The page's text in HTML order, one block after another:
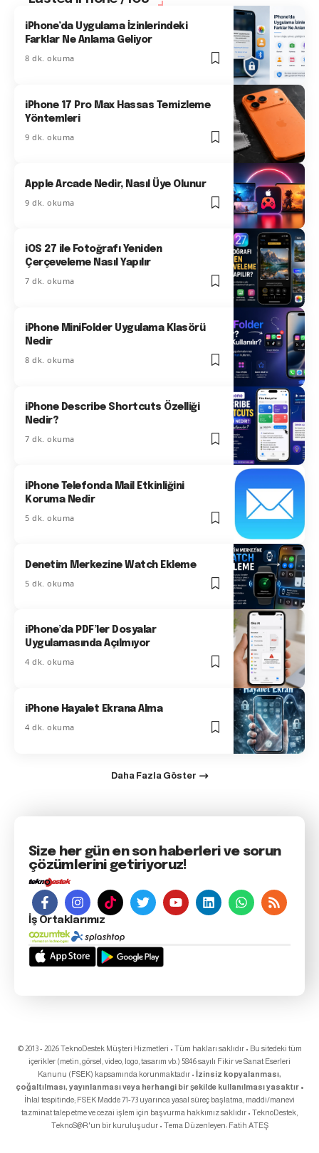
iPhone’da Uygulama İzinlerindeki
Farklar Ne Anlama Geliyor
8 dk. okuma
iPhone 17 Pro Max Hassas Temizleme
Yöntemleri
9 dk. okuma
Apple Arcade Nedir, Nasıl Üye Olunur
9 dk. okuma
iOS 27 ile Fotoğrafı Yeniden
Çerçeveleme Nasıl Yapılır
7 dk. okuma
iPhone MiniFolder Uygulama Klasörü
Nedir
8 dk. okuma
iPhone Describe Shortcuts Özelliği
Nedir?
7 dk. okuma
iPhone Telefonda Mail Etkinliğini
Koruma Nedir
5 dk. okuma
Denetim Merkezine Watch Ekleme
5 dk. okuma
iPhone’da PDF’ler Dosyalar
Uygulamasında Açılmıyor
4 dk. okuma
iPhone Hayalet Ekrana Alma
4 dk. okuma
Daha Fazla Göster
Size her gün en son haberleri ve sorun
çözümlerini getiriyoruz!
İş Ortaklarımız
© 2013 - 2026 TeknoDestek Müşteri Hizmetleri • Tüm hakları saklıdır • Bu sitedeki tüm
içerikler (metin, görsel, video, logo, tasarım vb.) 5846 sayılı Fikir ve Sanat Eserleri
Kanunu (FSEK) kapsamında korunmaktadır • İzinsiz kopyalanması,
çoğaltılması, yayınlanması veya herhangi bir şekilde kullanılması yasaktır •
İhlal tespitinde; FSEK Madde 71-73 uyarınca yasal süreç başlatma, maddi/manevi
tazminat talep etme ve cezai işlem için başvurma hakkımız saklıdır • TeknoDestek,
TeknoS@R'un bir kuruluşudur • Tema Düzenleyen: Fatih ATEŞ